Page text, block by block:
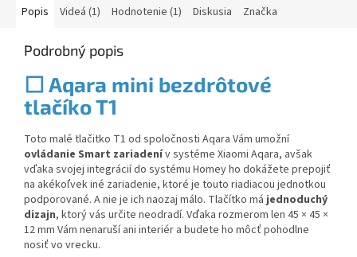
Popis Videá (1) Hodnotenie (1) Diskusia Značka
Podrobný popis
⬜ Aqara mini bezdrôtové
tlačíko T1
Toto malé tlačitko T1 od spoločnosti Aqara Vám umožní
ovládanie Smart zariadenív systéme Xiaomi Aqara, avšak
vďaka svojej integrácií do systému Homey ho dokážete prepojiť
na akékoľvek iné zariadenie, ktoré je touto riadiacou jednotkou
podporované. A nie je ich naozaj málo. Tlačítko má jednoduchý
dizajn, ktorý vás určite neodradí. Vďaka rozmerom len 45 × 45 ×
12 mm Vám nenaruší ani interiér a budete ho môcť pohodlne
nosiť vo vrecku.